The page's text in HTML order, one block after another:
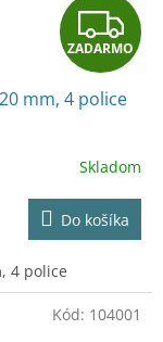
Z
A
D
A
R
M
O
ZADARMO
mm, 4 police
Skladom
Do košíka
4 police
Kód: 104001